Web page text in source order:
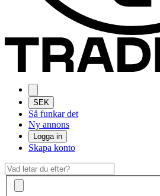
SEK
Så funkar det
Ny annons
Logga in
Skapa konto